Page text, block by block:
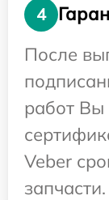
4
После
работ
Veber
запчасти.